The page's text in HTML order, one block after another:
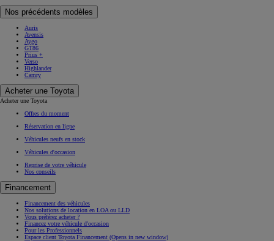
Nos précédents modèles
Auris
Avensis
Aygo
GT86
Prius +
Verso
Highlander
Camry
Acheter une Toyota
Acheter une Toyota
Offres du moment
Réservation en ligne
Véhicules neufs en stock
Véhicules d'occasion
Reprise de votre véhicule
Nos conseils
Financement
Financement des véhicules
Nos solutions de location en LOA ou LLD
Vous préférez acheter ?
Financez votre véhicule d'occasion
Pour les Professionnels
Espace client Toyota Financement (Opens in new window)